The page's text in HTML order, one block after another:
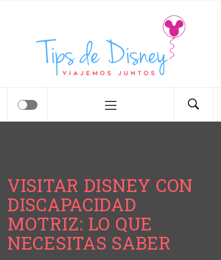
VISITAR DISNEY CON
DISCAPACIDAD
MOTRIZ: LO QUE
NECESITAS SABER